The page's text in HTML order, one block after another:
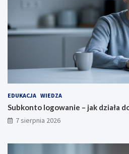
EDUKACJA WIEDZA
Subkonto logowanie – jak działa
7 sierpnia 2026